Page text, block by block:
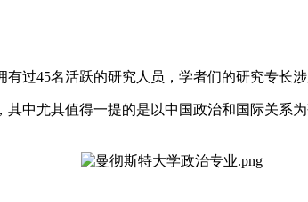
45名活跃的研究人员，学者们的研究专长涉
尤其值得一提的是以中国政治和国际关系